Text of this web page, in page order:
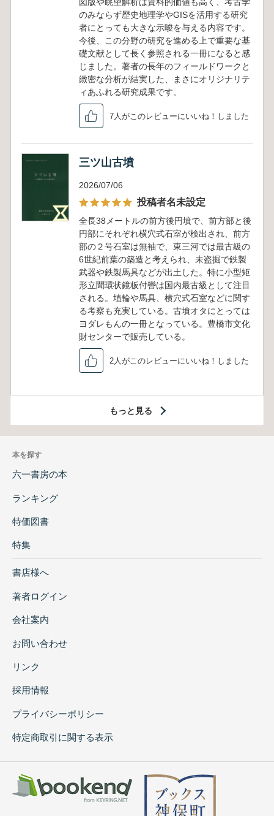
図版や眺望解析は資料的価値も高く、考古学
のみならず歴史地理学やGISを活用する研究
者にとっても大きな示唆を与える内容です。
今後、この分野の研究を進める上で重要な基
礎文献として長く参照される一冊になると感
じました。著者の長年のフィールドワークと
緻密な分析が結実した、まさにオリジナリテ
ィあふれる研究成果です。
7人がこのレビューにいいね！しました
三ツ山古墳
2026/07/06
投稿者名未設定
全長38メートルの前方後円墳で、前方部と後
円部にそれぞれ横穴式石室が検出され、前方
部の２号石室は無袖で、東三河では最古級の
6世紀前葉の築造と考えられ、未盗掘で鉄製
武器や鉄製馬具などが出土した。特に小型矩
形立聞環状鏡板付轡は国内最古級として注目
される。埴輪や馬具、横穴式石室などに関す
る考察も充実している。古墳オタにとっては
ヨダレもんの一冊となっている。豊橋市文化
財センターで販売している。
2人がこのレビューにいいね！しました
もっと見る
本を探す
六一書房の本
ランキング
特価図書
特集
書店様へ
著者ログイン
会社案内
お問い合わせ
リンク
採用情報
プライバシーポリシー
特定商取引に関する表示